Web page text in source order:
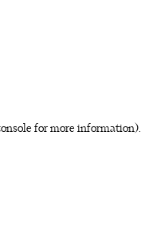
for more information).